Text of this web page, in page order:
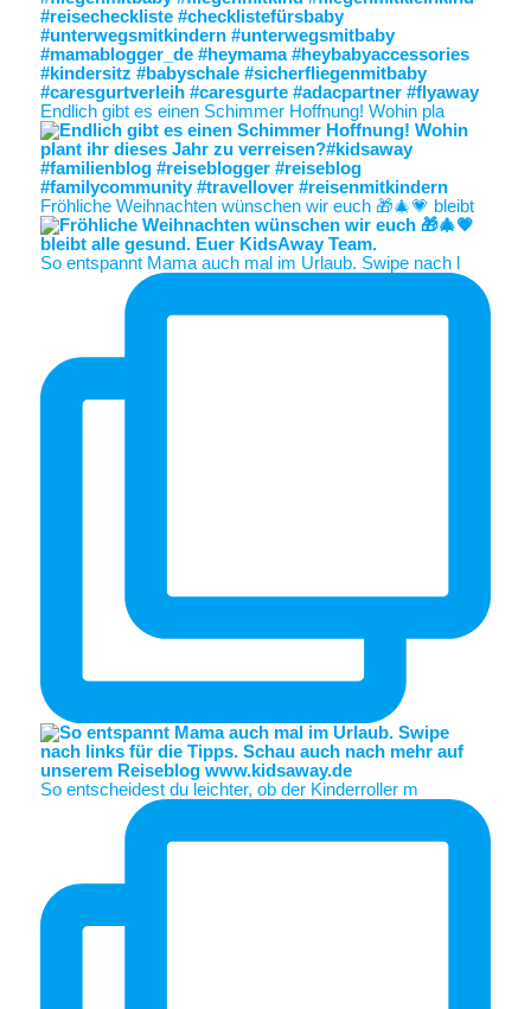
Endlich gibt es einen Schimmer Hoffnung! Wohin pla
Fröhliche Weihnachten wünschen wir euch 🎁🎄💗 bleibt
So entspannt Mama auch mal im Urlaub. Swipe nach l
So entscheidest du leichter, ob der Kinderroller m